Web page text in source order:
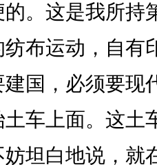
。这是我所持
布运动，自有
建国，必须要现
车上面。这土
坦白地说，就